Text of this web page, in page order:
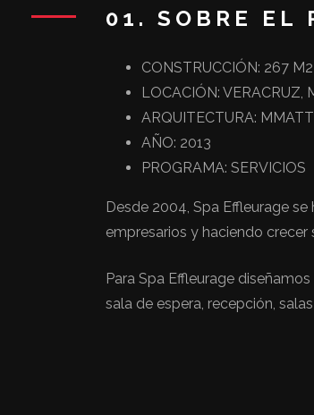
01. SOBRE EL
CONSTRUCCIÓN: 267 M2
LOCACIÓN: VERACRUZ,
ARQUITECTURA:
AÑO: 2013
PROGRAMA: SERVICIOS
Desde 2004, Spa Effleurage
empresarios y haciendo crecer
Para Spa Effleurage
sala de espera, recepción,